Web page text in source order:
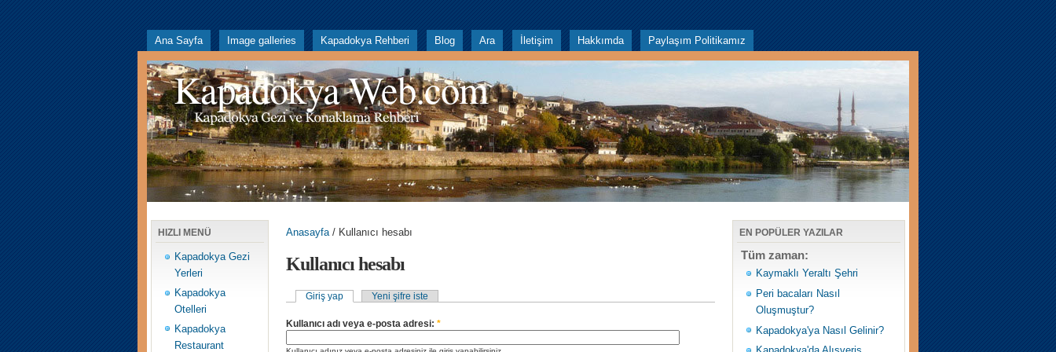
Ana Sayfa Image galleries Kapadokya Rehberi Blog Ara İletişim Hakkımda Paylaşım Politikamız
Kapadokya Web.com
HIZLI MENÜ
Kapadokya Gezi
Yerleri
Kapadokya
Otelleri
Kapadokya
Restaurant
Anasayfa/ Kullanıcı hesabı
Kullanıcı hesabı
Giriş yap Yeni şifre iste
Kullanıcı adı veya e-posta adresi: *
EN POPÜLER YAZILAR
Tüm zaman:
Kaymaklı Yeraltı Şehri
Peri bacaları Nasıl
Oluşmuştur?
Kapadokya'ya Nasıl Gelinir?